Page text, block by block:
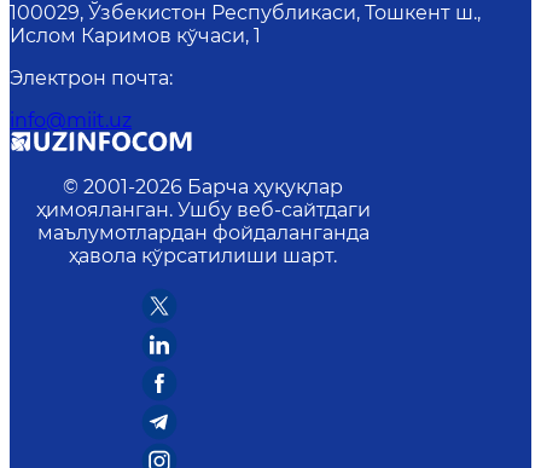
100029, Ўзбекистон Республикаси, Тошкент ш.,
Ислом Каримов кўчаси, 1
Электрон почта:
info@miit.uz
© 2001-2026 Барча ҳуқуқлар
ҳимояланган. Ушбу веб-сайтдаги
маълумотлардан фойдаланганда
ҳавола кўрсатилиши шарт.